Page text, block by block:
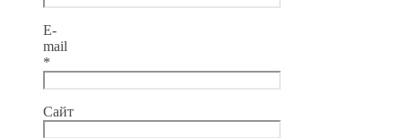
E-
mail
*
Сайт